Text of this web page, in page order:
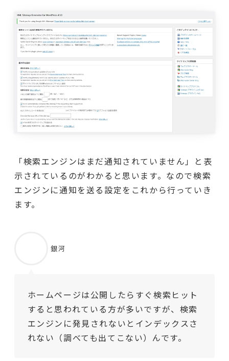
「検索エンジンはまだ通知されていません」と表
示されているのがわかると思います。なので検索
エンジンに通知を送る設定をこれから行っていき
ます。
銀河
ホームページは公開したらすぐ検索ヒット
すると思われている方が多いですが、検索
エンジンに発見されないとインデックスさ
れない（調べても出てこない）んです。